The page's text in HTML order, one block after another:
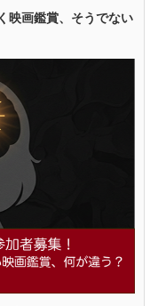
映画鑑賞、そうでない